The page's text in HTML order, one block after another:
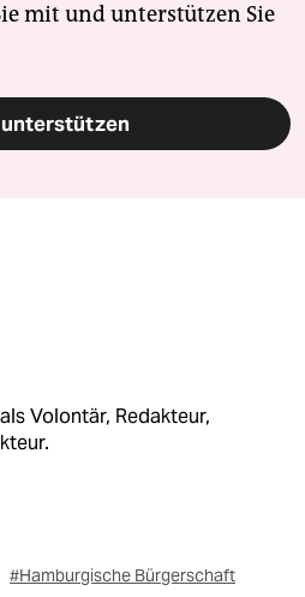
mit und unterstützen Sie
Volontär, Redakteur,
#Hamburgische Bürgerschaft